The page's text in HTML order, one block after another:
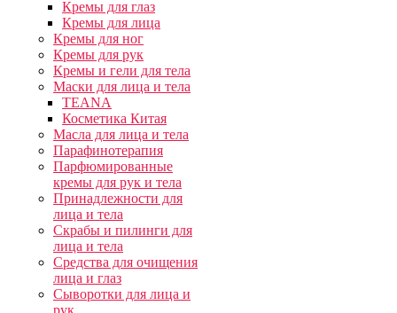
Кремы для глаз
Кремы для лица
Кремы для ног
Кремы для рук
Кремы и гели для тела
Маски для лица и тела
TEANA
Косметика Китая
Масла для лица и тела
Парафинотерапия
Парфюмированные
кремы для рук и тела
Принадлежности для
лица и тела
Скрабы и пилинги для
лица и тела
Средства для очищения
лица и глаз
Сыворотки для лица и